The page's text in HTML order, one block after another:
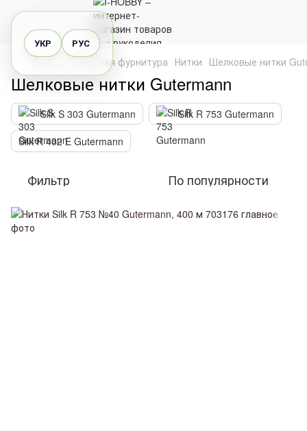
УКР РУС
Швейная фурнитура Нитки Шелковые нитки
Шелковые нитки Gutermann
Silk S 303 Gutermann
Silk R 753 Gutermann
Silk R 402 E Gutermann
Фильтр По популярности